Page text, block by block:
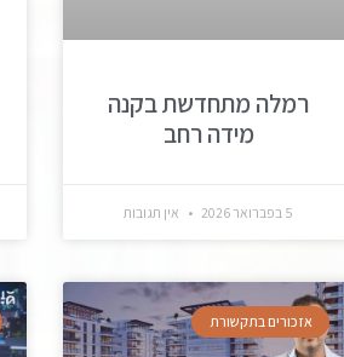
רמלה מתחדשת בקנה
מידה רחב
5 בפברואר 2026 אין תגובות
אזכורים בתקשורת